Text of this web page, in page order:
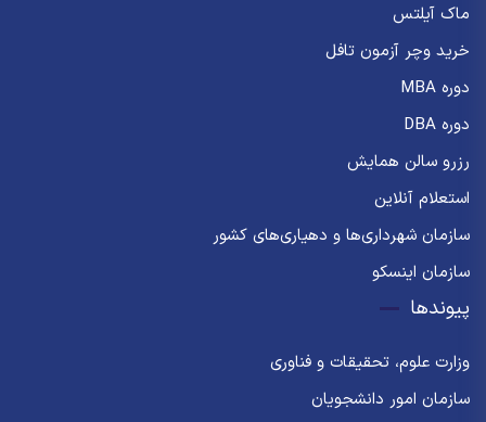
ماک آیلتس
خرید وچر آزمون تافل
دوره MBA
دوره DBA
رزرو سالن همایش
استعلام آنلاین
سازمان شهرداری‌ها و دهیاری‌های کشور
سازمان اینسکو
پیوندها
وزارت علوم، تحقیقات و فناوری
سازمان امور دانشجویان